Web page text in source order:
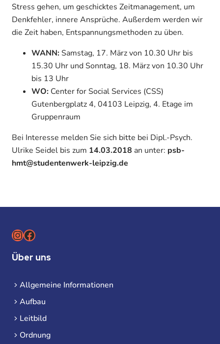
Stress gehen, um geschicktes Zeitmanagement, um
Denkfehler, innere Ansprüche. Außerdem werden wir
die Zeit haben, Entspannungsmethoden zu üben.
WANN: Samstag, 17. März von 10.30 Uhr bis
15.30 Uhr und Sonntag, 18. März von 10.30 Uhr
bis 13 Uhr
WO: Center for Social Services (CSS)
Gutenbergplatz 4, 04103 Leipzig, 4. Etage im
Gruppenraum
Bei Interesse melden Sie sich bitte bei Dipl.-Psych.
Ulrike Seidel bis zum 14.03.2018 an unter: psb-
hmt@studentenwerk-leipzig.de
Instagram
Facebook
Über uns
Allgemeine Informationen
Aufbau
Leitbild
Ordnung